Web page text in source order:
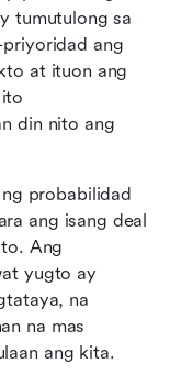
ang
at ituon ang
din nito ang
probabilidad
ang isang deal
Ang
yugto ay
na
na mas
ang kita.